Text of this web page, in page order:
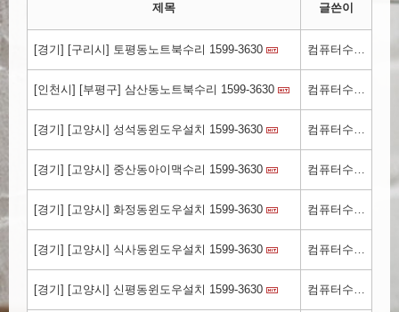
제목 글쓴이
[경기] [구리시] 토평동노트북수리 1599-3630 컴퓨터수리컴닥터.kr
[인천시] [부평구] 삼산동노트북수리 1599-3630 컴퓨터수리컴닥터.kr
[경기] [고양시] 성석동윈도우설치 1599-3630 컴퓨터수리컴닥터.kr
[경기] [고양시] 중산동아이맥수리 1599-3630 컴퓨터수리컴닥터.kr
[경기] [고양시] 화정동윈도우설치 1599-3630 컴퓨터수리컴닥터.kr
[경기] [고양시] 식사동윈도우설치 1599-3630 컴퓨터수리컴닥터.kr
[경기] [고양시] 신평동윈도우설치 1599-3630 컴퓨터수리컴닥터.kr